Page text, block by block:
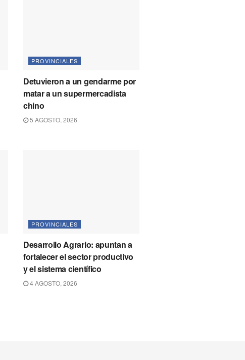
PROVINCIALES
Detuvieron a un gendarme por
matar a un supermercadista
chino
5 AGOSTO, 2026
PROVINCIALES
Desarrollo Agrario: apuntan a
fortalecer el sector productivo
y el sistema científico
4 AGOSTO, 2026